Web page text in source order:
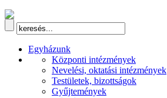
Egyházunk
Központi intézmények
Nevelési, oktatási intézmények
Testületek, bizottságok
Gyűjtemények